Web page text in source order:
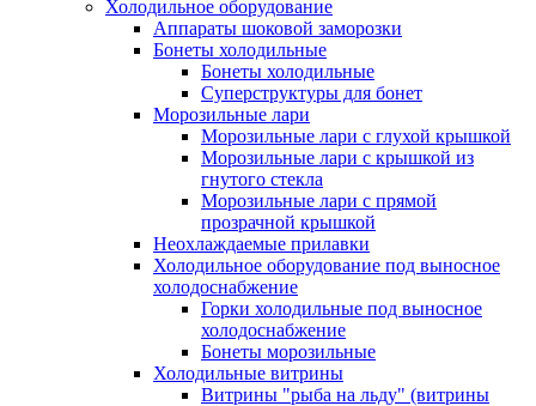
Холодильное оборудование
Аппараты шоковой заморозки
Бонеты холодильные
Бонеты холодильные
Суперструктуры для бонет
Морозильные лари
Морозильные лари с глухой крышкой
Морозильные лари с крышкой из
гнутого стекла
Морозильные лари с прямой
прозрачной крышкой
Неохлаждаемые прилавки
Холодильное оборудование под выносное
холодоснабжение
Горки холодильные под выносное
холодоснабжение
Бонеты морозильные
Холодильные витрины
Витрины "рыба на льду" (витрины